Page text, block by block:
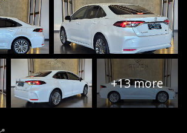
+13 more